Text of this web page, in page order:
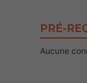
PRÉ-
Aucune